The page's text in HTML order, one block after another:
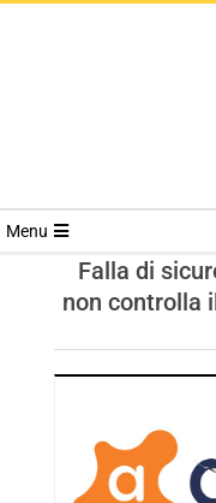
Menu
Falla di
non controlla